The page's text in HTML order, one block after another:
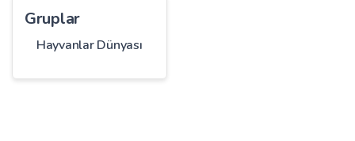
Gruplar
Hayvanlar Dünyası